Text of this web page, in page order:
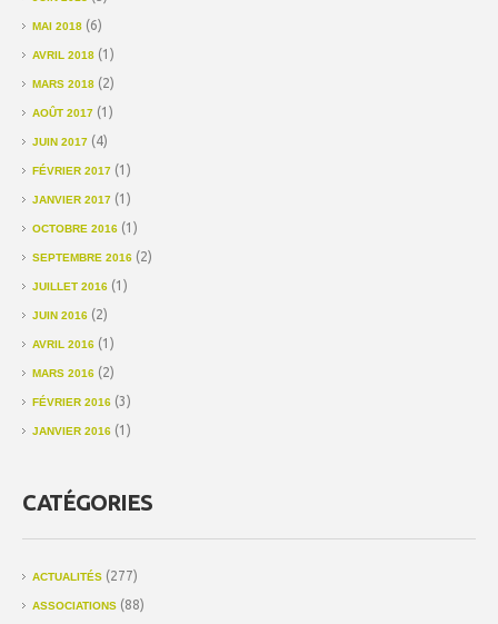
MAI 2018 (6)
AVRIL 2018 (1)
MARS 2018 (2)
AOÛT 2017 (1)
JUIN 2017 (4)
FÉVRIER 2017 (1)
JANVIER 2017 (1)
OCTOBRE 2016 (1)
SEPTEMBRE 2016 (2)
JUILLET 2016 (1)
JUIN 2016 (2)
AVRIL 2016 (1)
MARS 2016 (2)
FÉVRIER 2016 (3)
JANVIER 2016 (1)
CATÉGORIES
ACTUALITÉS (277)
ASSOCIATIONS (88)